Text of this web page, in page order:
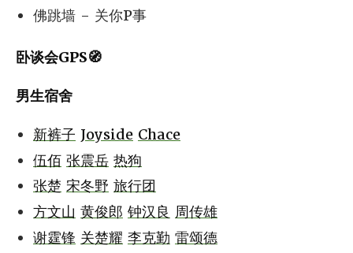
佛跳墙 - 关你P事
卧谈会GPS🧭
男生宿舍
新裤子 Joyside Chace
伍佰 张震岳 热狗
张楚 宋冬野 旅行团
方文山 黄俊郎 钟汉良 周传雄
谢霆锋 关楚耀 李克勤 雷颂德